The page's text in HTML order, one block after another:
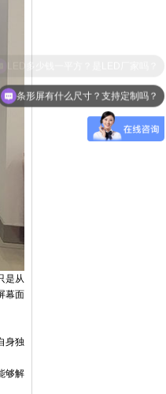
是从
幕面
身独
够解
条形屏有什么尺寸？支持定制吗？